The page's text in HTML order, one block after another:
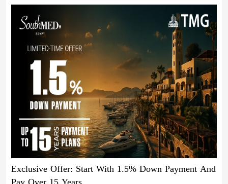
Exclusive Offer: Start With 1.5% Down Payment And